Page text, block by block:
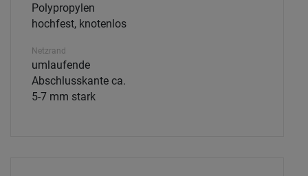
Polypropylen
hochfest, knotenlos
Netzrand
umlaufende
Abschlusskante ca.
5-7 mm stark